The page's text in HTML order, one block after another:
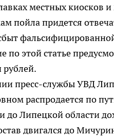
местных киосков
пойла придется
по этой статье
рублей.
пресс-службы УВД
распродается по
Липецкой области
двигался до